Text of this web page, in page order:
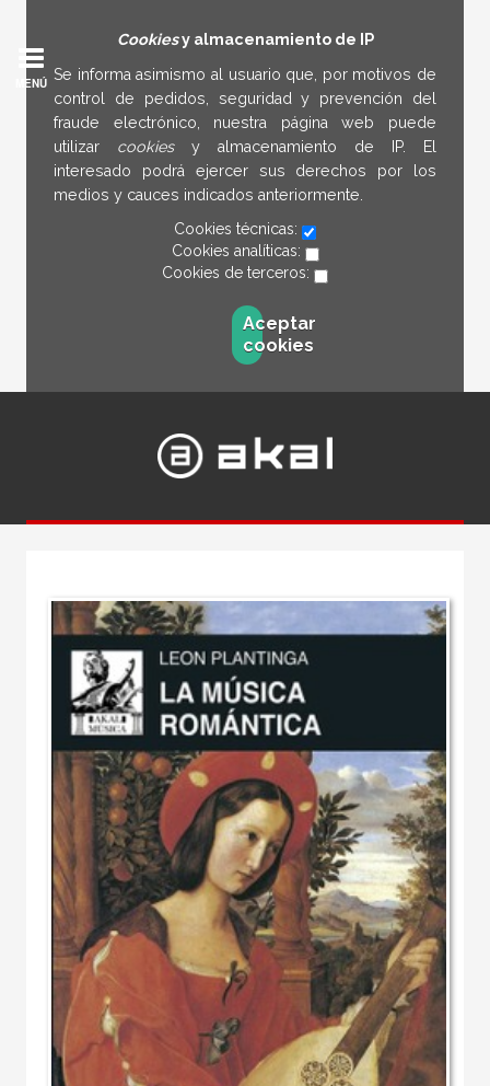
Cookiesy almacenamiento de IP
Se informa asimismo al usuario que, por motivos de
control de pedidos, seguridad y prevención del
fraude electrónico, nuestra página web puede
utilizar cookies y almacenamiento de IP. El
interesado podrá ejercer sus derechos por los
medios y cauces indicados anteriormente.
Cookies técnicas:
Cookies analíticas:
Cookies de terceros:
Aceptar
cookies
MENÚ